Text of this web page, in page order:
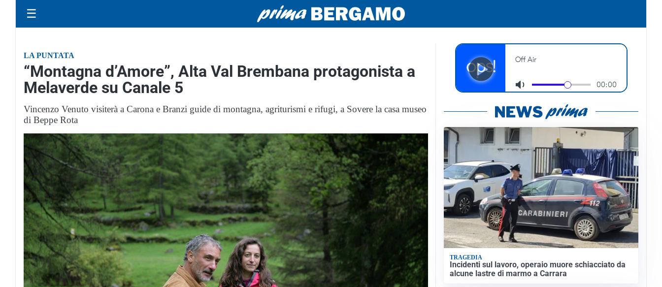
☰
LA PUNTATA
“Montagna d’Amore”, Alta Val Brembana protagonista a
Melaverde su Canale 5
Vincenzo Venuto visiterà a Carona e Branzi guide di montagna, agriturismi e rifugi, a Sovere la casa museo
di Beppe Rota
TRAGEDIA
Incidenti sul lavoro, operaio muore schiacciato da
alcune lastre di marmo a Carrara